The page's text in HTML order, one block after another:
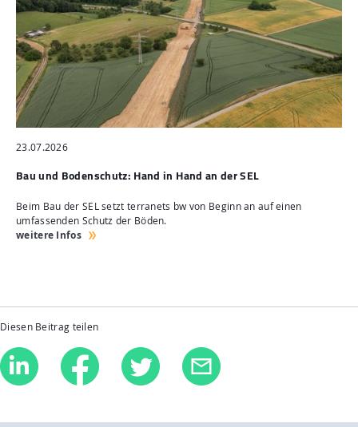
23.07.2026
Bau und Bodenschutz: Hand in Hand an der SEL
Beim Bau der SEL setzt terranets bw von Beginn an auf einen
umfassenden Schutz der Böden.
weitere Infos
Diesen Beitrag teilen